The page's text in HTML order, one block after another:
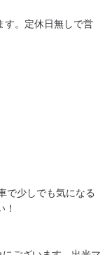
す。定休日無しで営
で少しでも気になる